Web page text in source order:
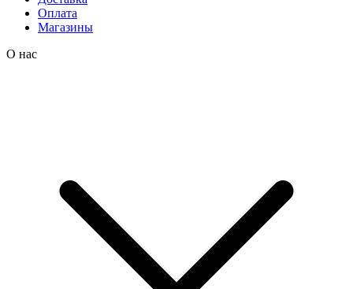
Оплата
Магазины
О нас